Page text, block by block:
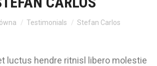
Testimonials Stefan Carlos
luctus hendre ritnisl libero molestie